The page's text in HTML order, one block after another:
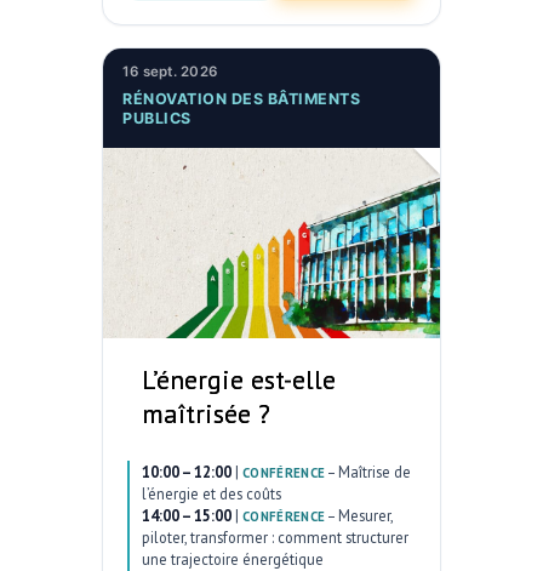
16 sept. 2026
RÉNOVATION DES BÂTIMENTS
PUBLICS
L’énergie est-elle
maîtrisée ?
10:00 – 12:00 | CONFÉRENCE – Maîtrise de
l’énergie et des coûts
14:00 – 15:00 | CONFÉRENCE – Mesurer,
piloter, transformer : comment structurer
une trajectoire énergétique